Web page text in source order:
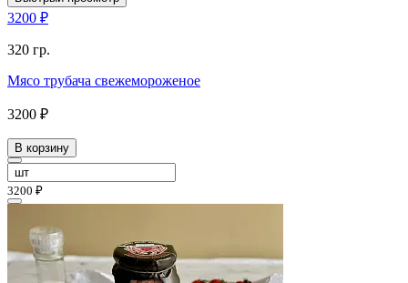
3200 ₽
320 гр.
Мясо трубача свежемороженое
3200 ₽
В корзину
3200 ₽